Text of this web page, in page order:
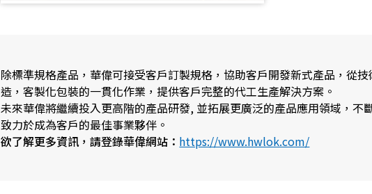
除標準規格產品，華偉可接受客戶訂製規格，協助客戶開發新式產品，從
造，客製化包裝的一貫化作業，提供客戶完整的代工生產解決方案。
未來華偉將繼續投入更高階的產品研發, 並拓展更廣泛的產品應用領域，不
致力於成為客戶的最佳事業夥伴。
欲了解更多資訊，請登錄華偉網站： https://www.hwlok.com/